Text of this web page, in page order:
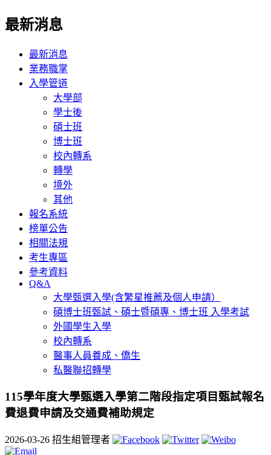
最新消息
最新消息
業務職掌
入學管道
大學部
學士後
碩士班
博士班
校內轉系
轉學
境外
其他
報名系統
榜單公告
相關法規
考生專區
參考資料
Q&A
大學甄選入學(含繁星推薦及個人申請）
碩博士班甄試、碩士暨碩專、博士班 入學考試
外國學生入學
校內轉系
醫事人員養成、僑生
私醫聯招轉學
115學年度大學甄選入學第二階段指定項目甄試報名
費退費申請及交通費補助規定
2026-03-26 招生組管理者